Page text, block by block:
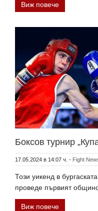
Виж повече
Боксов турнир
17.05.2024 в 14:07 ч. - Fight
Този уикенд в
проведе първият
Виж повече